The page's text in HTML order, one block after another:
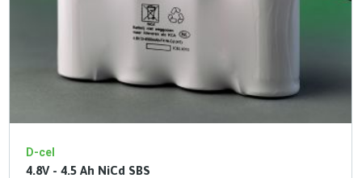
D-cel
4.8V - 4.5 Ah NiCd SBS